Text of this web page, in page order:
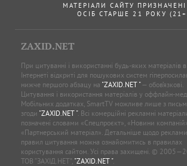
МАТЕРІАЛИ САЙТУ
ОСІБ СТАРШЕ 21 РОКУ
ZAXID.NET
При цитуванні і використанні будь-яких матеріалів в
Інтернеті відкриті для пошукових систем
нижче першого абзацу на "ZAXID.NET "— обов’язкові.
Цитування і використання матеріалів у оффлайн-
Мобільних додатках, SmartTV можливе лише з
згоди "ZAXID.NET ". Всі комерційні рекламні
позначені словами «Спецпроєкт», «Новини
«Партнерський матеріал». Детальніше щодо
правил цитування можна ознайомитись в правилах
користування сайтом. Усі права захищені. ©
ТОВ “ЗАХІД.НЕТ”, "ZAXID.NET ".